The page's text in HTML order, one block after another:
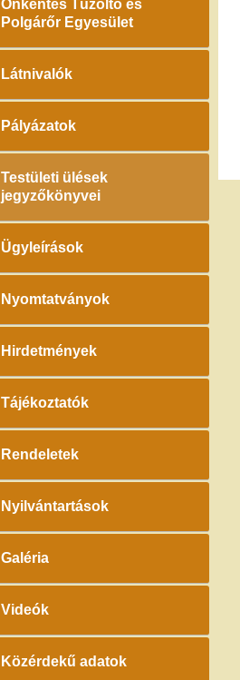
Önkéntes Tűzoltó és
Polgárőr Egyesület
Látnivalók
Pályázatok
Testületi ülések
jegyzőkönyvei
Ügyleírások
Nyomtatványok
Hirdetmények
Tájékoztatók
Rendeletek
Nyilvántartások
Galéria
Videók
Közérdekű adatok